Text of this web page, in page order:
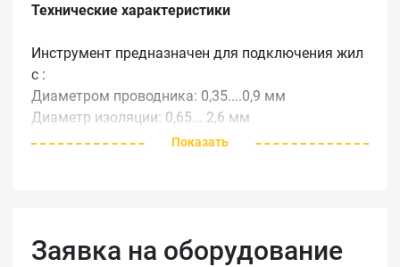
Технические характеристики
Инструмент предназначен для подключения жил
с :
Диаметром проводника: 0,35....0,9 мм
Диаметр изоляции: 0,65... 2,6 мм
Усилия подключения: 50.....120 Н в зависимости
0,6 мм 100000
Показать
Заявка на оборудование